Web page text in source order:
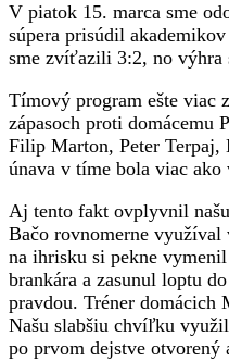
V piatok 15. marca sme
súpera prisúdil
sme zvíťazili 3:2, no výhra
Tímový program ešte viac
zápasoch proti domácemu
Filip Marton, Peter Terpaj,
únava v tíme bola viac ako
Aj tento fakt ovplyvnil
Bačo rovnomerne
na ihrisku si pekne
brankára a zasunul loptu
pravdou. Tréner domácich
Našu slabšiu chvíľku
po prvom dejstve otvorený